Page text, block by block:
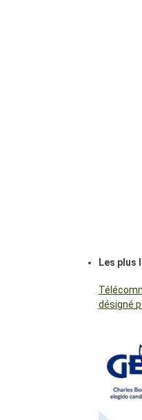
Les plus
désigné